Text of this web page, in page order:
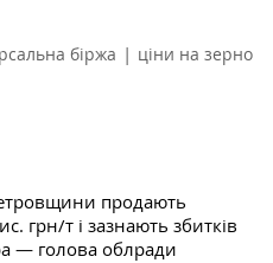
біржа | ціни на зерно
продають
грн/т і зазнають збитків
— голова облради